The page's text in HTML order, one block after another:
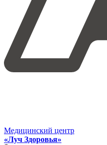
Медицинский центр
«Луч Здоровья»